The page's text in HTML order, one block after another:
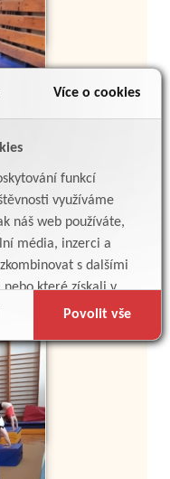
Více o cookies
funkcí
využíváme
náš web používáte,
média, inzerci a
s dalšími
které získali v
Povolit vše